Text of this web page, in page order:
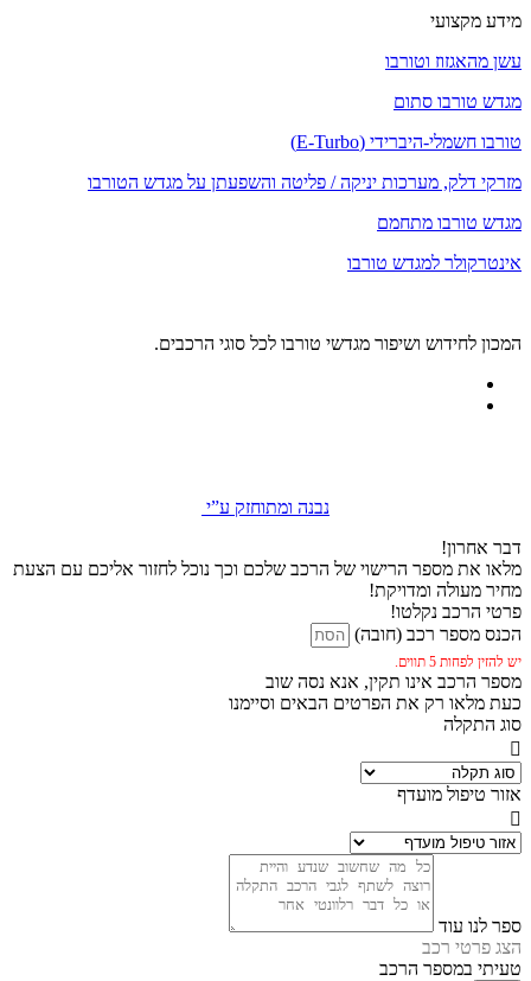
מידע מקצועי
עשן מהאגזוז וטורבו
מגדש טורבו סתום
טורבו חשמלי-היברידי (E-Turbo)
מזרקי דלק, מערכות יניקה / פליטה והשפעתן על מגדש הטורבו
מגדש טורבו מתחמם
אינטרקולר למגדש טורבו
המכון לחידוש ושיפור מגדשי טורבו לכל סוגי הרכבים.
נבנה ומתוחזק ע”י
דבר אחרון!
מלאו את מספר הרישוי של הרכב שלכם וכך נוכל לחזור אליכם עם הצעת
מחיר מעולה ומדויקת!
פרטי הרכב נקלטו!
הכנס מספר רכב (חובה)
יש להזין לפחות 5 תווים.
מספר הרכב אינו תקין, אנא נסה שוב
כעת מלאו רק את הפרטים הבאים וסיימנו
סוג התקלה
אזור טיפול מועדף
ספר לנו עוד
הצג פרטי רכב
טעיתי במספר הרכב